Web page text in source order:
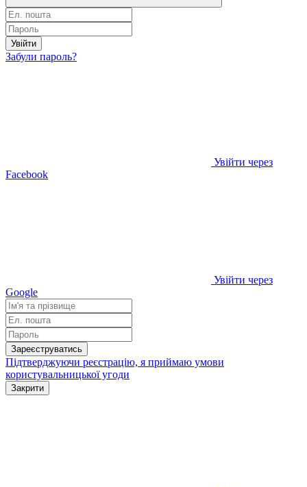
Увійти
Забули пароль?
Увійти через
Facebook
Увійти через
Google
Зареєструватись
Підтверджуючи реєстрацію, я приймаю умови
користувальницької угоди
Закрити